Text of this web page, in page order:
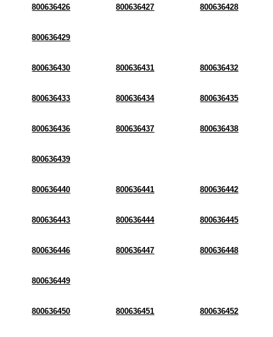
800636426 800636427 800636428
800636429
800636430 800636431 800636432
800636433 800636434 800636435
800636436 800636437 800636438
800636439
800636440 800636441 800636442
800636443 800636444 800636445
800636446 800636447 800636448
800636449
800636450 800636451 800636452